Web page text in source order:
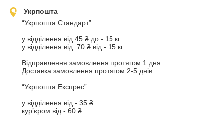
Укрпошта
“Укрпошта Стандарт”
у відділення від 45 ₴ до - 15 кг
у відділення від  70 ₴ від - 15 кг
Відправлення замовлення протягом 1 дня
Доставка замовлення протягом 2-5 днів
“Укрпошта Експрес”
у відділення від - 35 ₴
кур’єром від - 60 ₴